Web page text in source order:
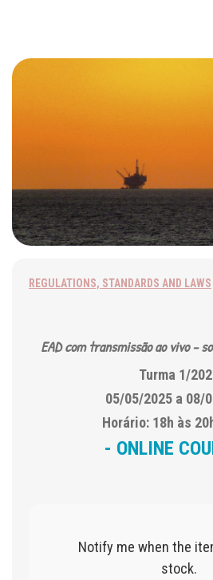
REGULATIONS, STANDARDS AND LAWS
EAD com transmissão ao vivo -
Turma 1/
05/05/2025 a 08/
Horário: 18h às
- ONLINE
Notify me when the
stock.